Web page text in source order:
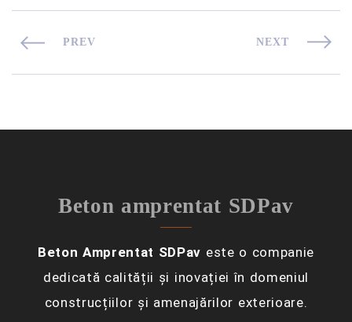
PREV NEXT
Beton amprentat SDPav
Beton Amprentat SDPav este o companie
dedicată calității și inovației în domeniul
construcțiilor și amenajărilor exterioare.